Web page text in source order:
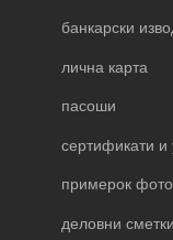
банкарски
лична карта
пасоши
сертификати и
примерок
деловни сметки